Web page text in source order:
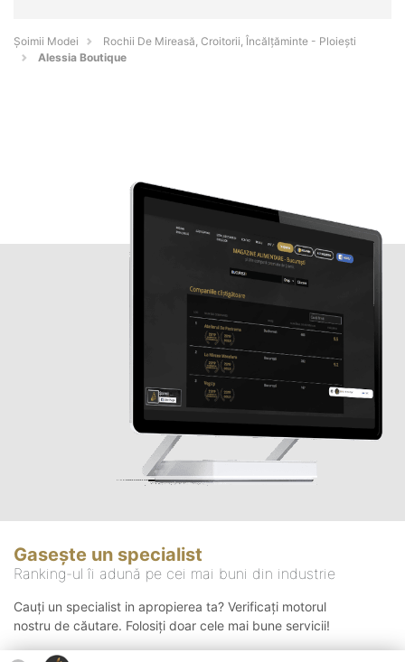
Șoimii Modei
Rochii De Mireasă, Croitorii, Încălțăminte - Ploieşti
Alessia Boutique
Gasește un specialist
Ranking-ul îi adună pe cei mai buni din industrie
Cauți un specialist in apropierea ta? Verificați motorul
nostru de căutare. Folosiți doar cele mai bune servicii!